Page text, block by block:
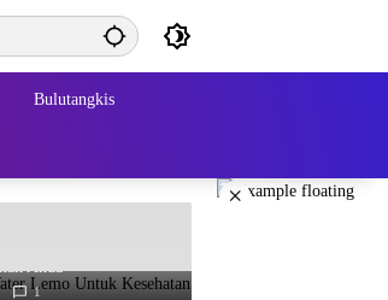
Bulutangkis
×
Infus Water Lemo
Anda
1